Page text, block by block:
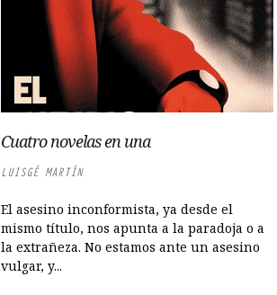
Cuatro novelas en una
LUISGÉ MARTÍN
El asesino inconformista, ya desde el
mismo título, nos apunta a la paradoja o a
la extrañeza. No estamos ante un asesino
vulgar, y...